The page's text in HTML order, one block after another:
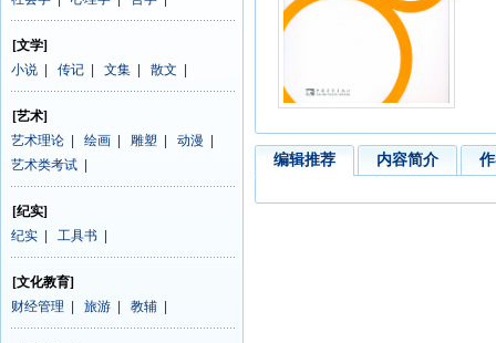
[文学]
小说
传记 文集 散文
[艺术]
艺术理论
绘画 雕塑 动漫
艺术类考试
[纪实]
纪实
工具书
[文化教育]
财经管理
旅游 教辅
编辑推荐 内容简介